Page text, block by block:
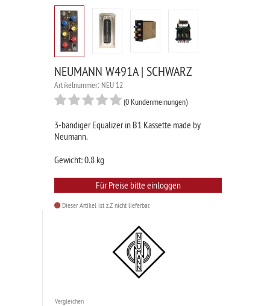
NEUMANN W491A | SCHWARZ
Artikelnummer: NEU 12
(0 Kundenmeinungen)
3-bandiger Equalizer in B1 Kassette made by
Neumann.
Gewicht: 0.8 kg
Für Preise bitte einloggen
Dieser Artikel ist z.Z nicht lieferbar.
Vergleichen